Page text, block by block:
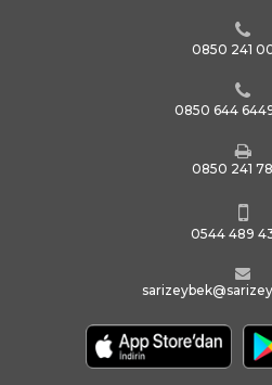
0850 241
0850 644
0850 241
0544 489